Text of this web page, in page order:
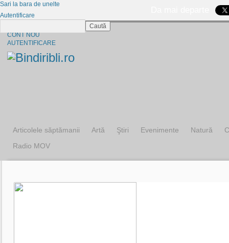
CONT NOU
AUTENTIFICARE
Articolele săptămanii Artă Ştiri Evenimente Natură
Radio MOV
Sari la bara de unelte
Autentificare
Caută